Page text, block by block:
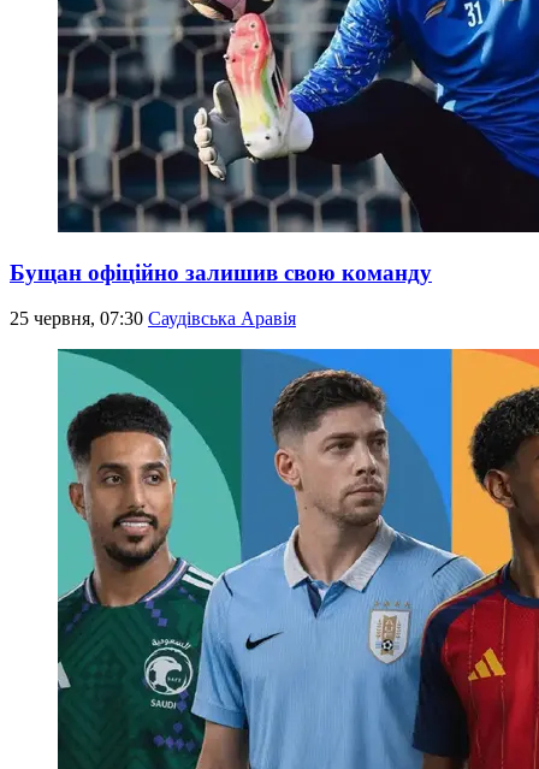
Бущан офіційно залишив свою команду
25 червня, 07:30 Саудівська Аравія